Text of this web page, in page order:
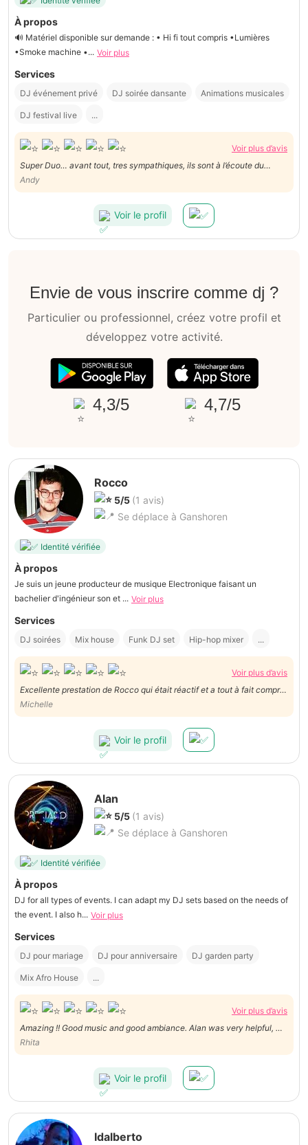
À propos
🔊 Matériel disponible sur demande : • Hi fi tout compris •Lumières
•Smoke machine •... Voir plus
Services
DJ événement privé DJ soirée dansante Animations musicales
DJ festival live ...
Voir plus d’avis
Super Duo… avant tout, tres sympathiques, ils sont à l’écoute du
client, puis de leur public… ils mettent beaucoup d’énergie à la
préparation de leur prestation et on ressent la passion pour leur
travail… merci beaucoup et à très bientôt…
Andy
Voir le profil
Envie de vous inscrire comme dj ?
Particulier ou professionnel, créez votre profil et
développez votre activité.
4,3/5 4,7/5
Rocco
5/5 (1 avis)
Se déplace à Ganshoren
Identité vérifiée
À propos
Je suis un jeune producteur de musique Electronique faisant un
bachelier d'ingénieur son et ... Voir plus
Services
DJ soirées Mix house Funk DJ set Hip-hop mixer ...
Voir plus d’avis
Excellente prestation de Rocco qui était réactif et a tout à fait compris
la demande. Exécution rapide et efficace, je recommande!
Michelle
Voir le profil
Alan
5/5 (1 avis)
Se déplace à Ganshoren
Identité vérifiée
À propos
DJ for all types of events. I can adapt my DJ sets based on the needs of
the event. I also h... Voir plus
Services
DJ pour mariage DJ pour anniversaire DJ garden party
Mix Afro House ...
Voir plus d’avis
Amazing !! Good music and good ambiance. Alan was very helpful, we
had a great afternoon thanks to him!!
Rhita
Voir le profil
Idalberto